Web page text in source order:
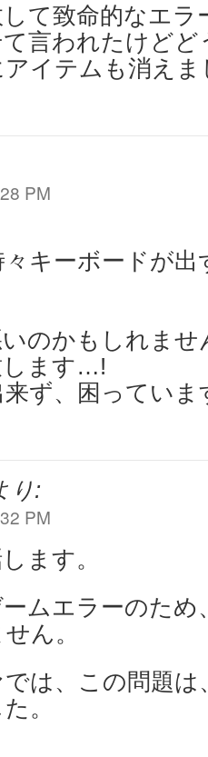
して致命的なエ
言われたけど
イテムも消えま
PM
キーボードが
のかもしれませ
します…!
ず、困っていま
り:
PM
ます。
ムエラーのため
ん。
は、この問題
。